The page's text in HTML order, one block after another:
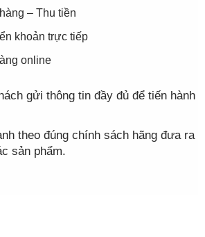
– Thu tiền
khoản trực tiếp
online
gửi thông tin đầy đủ để tiến hành
theo đúng chính sách hãng đưa ra
sản phẩm.